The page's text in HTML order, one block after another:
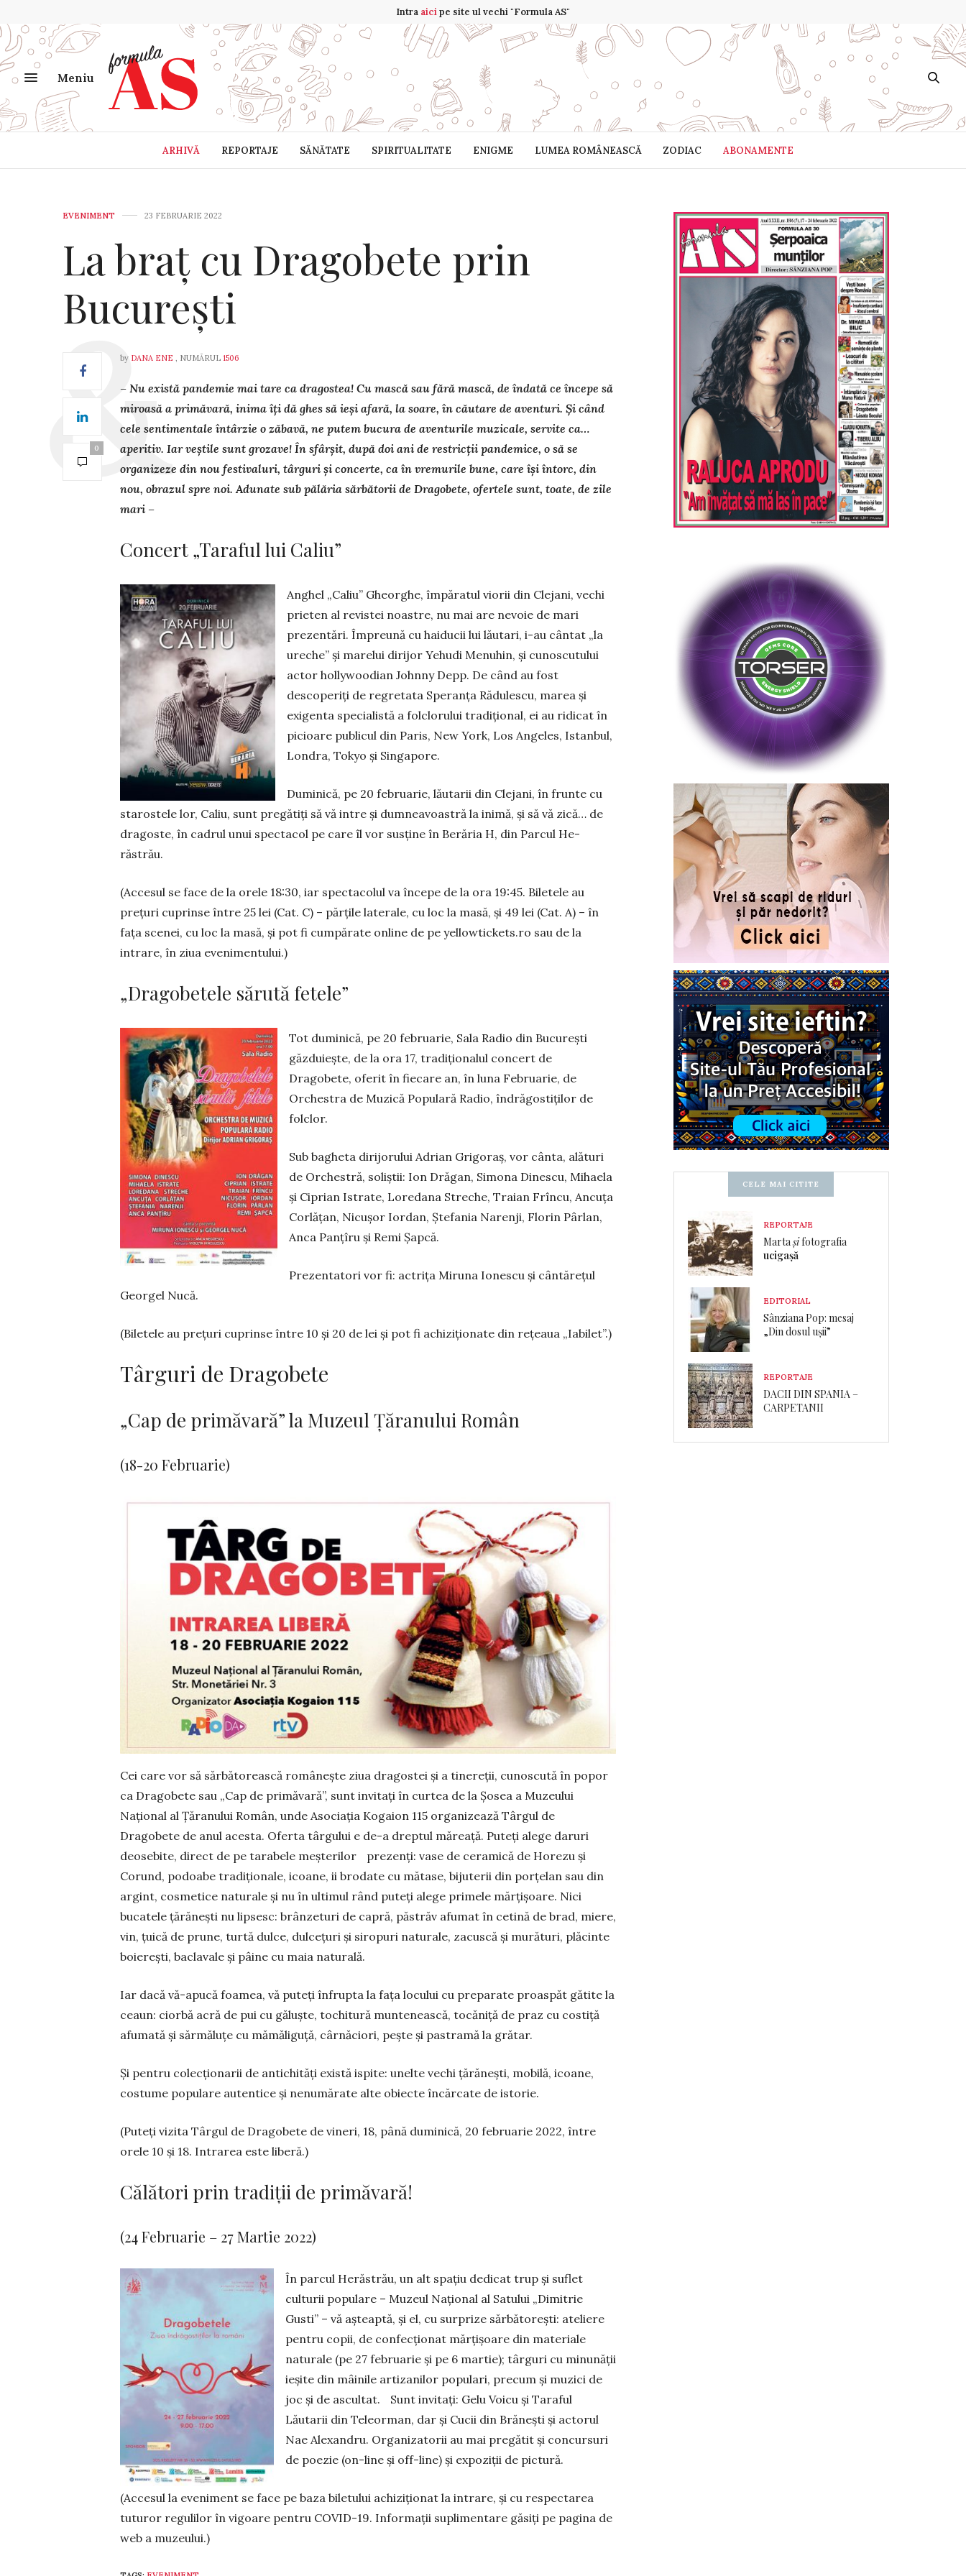
Intra aicipe site ul vechi "Formula AS"
Meniu
ARHIVĂ REPORTAJE SĂNĂTATE SPIRITUALITATE ENIGME LUMEA ROMÂNEASCĂ ZODIAC ABONAMENTE
EVENIMENT 23 FEBRUARIE 2022
La braț cu Dragobete prin
București
0
by DANA ENE , NUMĂRUL 1506
– Nu există pandemie mai tare ca dragostea! Cu mască sau fără mască, de îndată ce începe să
miroasă a primăvară, inima îți dă ghes să ieși afară, la soare, în căutare de aventuri. Și când
cele sentimentale întârzie o zăbavă, ne putem bucura de aventurile muzicale, servite ca…
aperitiv. Iar veștile sunt grozave! În sfârșit, după doi ani de res­tric­ții pandemice, o să se
organizeze din nou festivaluri, târguri și con­certe, ca în vremurile bune, care își întorc, din
nou, obrazul spre noi. Adu­nate sub pălăria sărbătorii de Dragobete, ofertele sunt, toate, de zile
mari –
Concert „Taraful lui Caliu”
Anghel „Caliu” Gheorghe, împăratul viorii din Clejani, vechi
prieten al revistei noastre, nu mai are nevoie de mari
prezentări. Împreună cu haiducii lui lăutari, i-au cântat „la
ureche” şi marelui dirijor Yehudi Menuhin, şi cunoscutului
actor hollywoodian Johnny Depp. De când au fost
descoperiţi de regretata Speranţa Rădulescu, marea și
exigenta specialistă a folclorului tradițional, ei au ridicat în
picioare publicul din Paris, New York, Los Angeles, Istanbul,
Londra, Tokyo şi Singapore.
Duminică, pe 20 februarie, lăutarii din Clejani, în frunte cu
starostele lor, Caliu, sunt pregătiţi să vă intre şi dum­neavoastră la inimă, şi să vă zică… de
dragoste, în cadrul unui spectacol pe care îl vor susţine în Berăria H, din Parcul He­
răstrău.
(Accesul se face de la orele 18:30, iar spectacolul va începe de la ora 19:45. Biletele au
preţuri cuprinse între 25 lei (Cat. C) – părțile laterale, cu loc la masă, şi 49 lei (Cat. A) – în
fața scenei, cu loc la masă, şi pot fi cumpărate online de pe yellowtickets.ro sau de la
intrare, în ziua evenimentului.)
„Dragobetele sărută fetele”
Tot duminică, pe 20 februarie, Sala Radio din București
găzduiește, de la ora 17, tradiționalul concert de
Dragobete, oferit în fiecare an, în luna Februarie, de
Orchestra de Muzică Populară Radio, îndrăgostiților de
folclor.
Sub bagheta dirijorului Adrian Grigoraş, vor cânta, alături
de Orchestră, soliştii: Ion Drăgan, Simona Dinescu, Mihaela
şi Ciprian Istrate, Loredana Streche, Traian Frîncu, Ancuţa
Corlăţan, Nicuşor Iordan, Ştefania Narenji, Florin Pârlan,
Anca Panţîru şi Remi Şapcă.
Prezentatori vor fi: actriţa Miruna Ionescu şi cântărețul
Georgel Nucă.
(Biletele au preţuri cuprinse între 10 şi 20 de lei şi pot fi achiziţionate din reţeaua „Iabilet”.)
Târguri de Dragobete
„Cap de primăvară” la Muzeul Țăranului Român
(18-20 Februarie)
Cei care vor să sărbătorească româneşte ziua dragostei şi a tinereţii, cunoscută în popor
ca Dragobete sau „Cap de primăvară”, sunt invitaţi în curtea de la Șosea a Muzeului
Naţional al Ţă­ranului Român, unde Asociația Kogaion 115 orga­nizează Târgul de
Dragobete de anul acesta. Oferta târgului e de-a dreptul măreață. Puteţi ale­ge daruri
deosebite, direct de pe tarabele meşte­rilor prezenţi: vase de ceramică de Horezu și
Corund, podoabe tradiţionale, icoane, ii brodate cu mătase, bijuterii din porţelan sau din
argint, cosmetice naturale şi nu în ultimul rând puteţi alege primele mărțișoare. Nici
bucatele țărănești nu lipsesc: brânzeturi de capră, păstrăv afumat în cetină de brad, miere,
vin, ţuică de prune, turtă dulce, dulceţuri şi siropuri naturale, zacuscă şi murături, plă­cinte
boiereşti, baclavale şi pâine cu maia naturală.
Iar dacă vă-apucă foamea, vă puteţi înfrupta la faţa locului cu preparate proaspăt gătite la
ceaun: ciorbă acră de pui cu găluşte, tochitură muntenească, tocăniță de praz cu costiţă
afumată şi sărmăluţe cu mămăliguţă, cârnăciori, peşte şi pastramă la grătar.
Și pentru colecţionarii de antichități există ispite: unelte vechi ţărăneşti, mobilă, icoane,
cos­tu­me populare autentice şi nenumărate alte obiec­te încărcate de istorie.
(Puteţi vizita Târgul de Dragobete de vineri, 18, până duminică, 20 februarie 2022, între
orele 10 şi 18. Intrarea este liberă.)
Călători prin tradiţii de primăvară!
(24 Februarie – 27 Martie 2022)
În parcul Herăstrău, un alt spațiu dedicat trup și suflet
culturii populare – Muzeul Național al Satului „Dimitrie
Gusti” – vă așteap­tă, și el, cu surprize sărbăto­rești: ateliere
pentru copii, de confecționat mărțișoare din materiale
naturale (pe 27 februarie şi pe 6 martie); târ­guri cu minunăţii
ieşite din mâinile artizanilor populari, precum și muzici de
joc și de ascultat. Sunt invitaţi: Gelu Voicu și Taraful
Lăutarii din Teleorman, dar şi Cucii din Brănești și actorul
Nae Alexandru. Organizatorii au mai pregătit şi concursuri
de poezie (on-line și off-line) și expoziții de pictură.
(Accesul la eveniment se face pe baza bile­tului achiziționat la intrare, și cu respectarea
tutu­ror regulilor în vigoare pentru COVID-19. In­formaţii suplimentare găsiţi pe pagina de
web a muzeului.)
CELE MAI CITITE
REPORTAJE
Martașifotografia
ucigașă
EDITORIAL
Sânziana Pop: mesaj
„Din dosul ușii”
REPORTAJE
DACII DIN SPANIA –
CARPETANII